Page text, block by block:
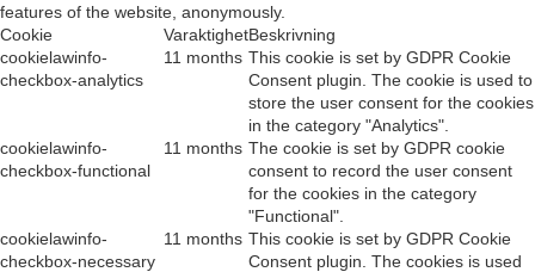
features of the website, anonymously.
Cookie
VaraktighetBeskrivning
cookielawinfo-
checkbox-analytics
11 months This cookie is set by GDPR Cookie
Consent plugin. The cookie is used to
store the user consent for the cookies
in the category "Analytics".
cookielawinfo-
checkbox-functional
11 months The cookie is set by GDPR cookie
consent to record the user consent
for the cookies in the category
"Functional".
cookielawinfo-
checkbox-necessary
11 months This cookie is set by GDPR Cookie
Consent plugin. The cookies is used